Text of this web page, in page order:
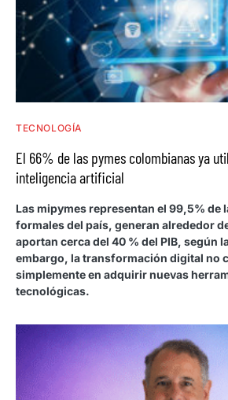
TECNOLOGÍA
El 66% de las pymes colombianas ya
inteligencia artificial
Las mipymes representan el 99,5% de
formales del país, generan alrededor
aportan cerca del 40 % del PIB, según
embargo, la transformación digital no
simplemente en adquirir nuevas
tecnológicas.